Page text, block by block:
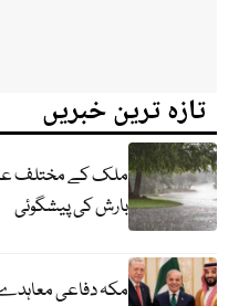
تازہ ترین خبریں
ملک کے مختلف
بارش کی پیشگوئی
مکہ دفاعی